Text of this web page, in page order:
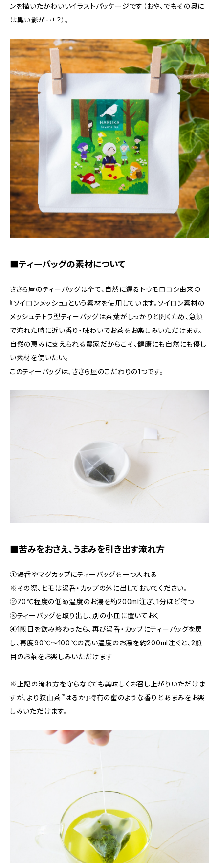
ンを描いたかわいいイラストパッケージです（おや、でもその奥に
は黒い影が‥！？）。
■ティーバッグの素材について
ささら屋のティーバッグは全て、自然に還るトウモロコシ由来の
『ソイロンメッシュ』という素材を使用しています。ソイロン素材の
メッシュテトラ型ティーバッグは茶葉がしっかりと開くため、急須
で淹れた時に近い香り・味わいでお茶をお楽しみいただけます。
自然の恵みに支えられる農家だからこそ、健康にも自然にも優し
い素材を使いたい。
このティーバッグは、ささら屋のこだわりの1つです。
■苦みをおさえ、うまみを引き出す淹れ方
①湯呑やマグカップにティーバッグを一つ入れる
※その際、ヒモは湯呑・カップの外に出しておいてください。
②70℃程度の低め温度のお湯を約200ml注ぎ、1分ほど待つ
③ティーバッグを取り出し、別の小皿に置いておく
④1煎目を飲み終わったら、再び湯呑・カップにティーバッグを戻
し、再度90℃～100℃の高い温度のお湯を約200ml注ぐと、2煎
目のお茶をお楽しみいただけます
※上記の淹れ方を守らなくても美味しくお召し上がりいただけま
すが、より狭山茶『はるか』特有の蜜のような香りとあまみをお楽
しみいただけます。